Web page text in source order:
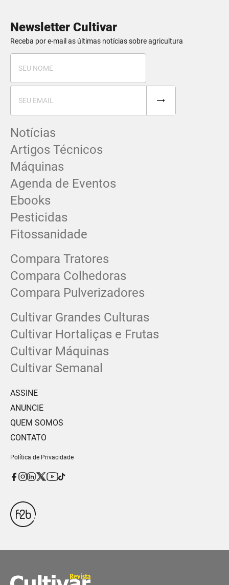
Newsletter Cultivar
Receba por e-mail as últimas notícias sobre agricultura
Notícias
Artigos Técnicos
Máquinas
Agenda de Eventos
Ebooks
Pesticidas
Fitossanidade
Compara Tratores
Compara Colhedoras
Compara Pulverizadores
Cultivar Grandes Culturas
Cultivar Hortaliças e Frutas
Cultivar Máquinas
Cultivar Semanal
ASSINE
ANUNCIE
QUEM SOMOS
CONTATO
Política de Privacidade